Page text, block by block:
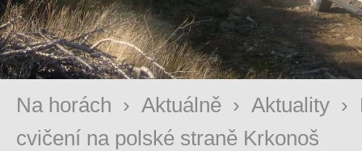
Na horách › Aktuálně › Aktuality ›
cvičení na polské straně Krkonoš